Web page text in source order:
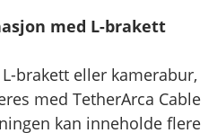
med L-brakett
brakett eller kamerabur,
med TetherArca Cable
kan inneholde flere